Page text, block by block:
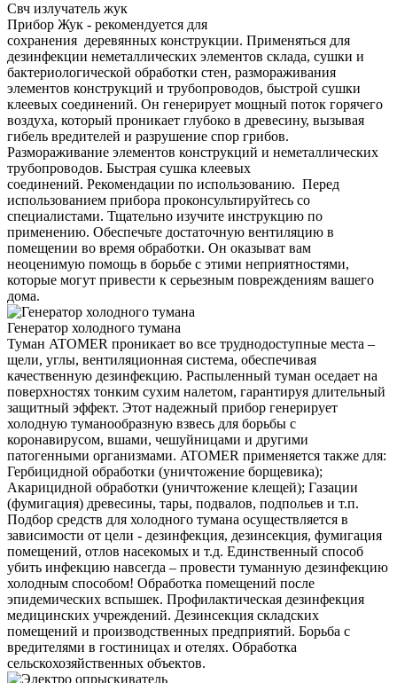
Свч излучатель жук
Прибор Жук - рекомендуется для
сохранения деревянных конструкции. Применяться для
дезинфекции неметаллических элементов склада, сушки и
бактериологической обработки стен, размораживания
элементов конструкций и трубопроводов, быстрой сушки
клеевых соединений. Он генерирует мощный поток горячего
воздуха, который проникает глубоко в древесину, вызывая
гибель вредителей и разрушение спор грибов.
Размораживание элементов конструкций и неметаллических
трубопроводов. Быстрая сушка клеевых
соединений. Рекомендации по использованию. Перед
использованием прибора проконсультируйтесь со
специалистами. Тщательно изучите инструкцию по
применению. Обеспечьте достаточную вентиляцию в
помещении во время обработки. Он оказыват вам
неоценимую помощь в борьбе с этими неприятностями,
которые могут привести к серьезным повреждениям вашего
дома.
Генератор холодного тумана
Туман ATOMER проникает во все труднодоступные места –
щели, углы, вентиляционная система, обеспечивая
качественную дезинфекцию. Распыленный туман оседает на
поверхностях тонким сухим налетом, гарантируя длительный
защитный эффект. Этот надежный прибор генерирует
холодную туманообразную взвесь для борьбы с
коронавирусом, вшами, чешуйницами и другими
патогенными организмами. ATOMER применяется также для:
Гербицидной обработки (уничтожение борщевика);
Акарицидной обработки (уничтожение клещей); Газации
(фумигация) древесины, тары, подвалов, подпольев и т.п.
Подбор средств для холодного тумана осуществляется в
зависимости от цели - дезинфекция, дезинсекция, фумигация
помещений, отлов насекомых и т.д. Единственный способ
убить инфекцию навсегда – провести туманную дезинфекцию
холодным способом! Обработка помещений после
эпидемических вспышек. Профилактическая дезинфекция
медицинских учреждений. Дезинсекция складских
помещений и производственных предприятий. Борьба с
вредителями в гостиницах и отелях. Обработка
сельскохозяйственных объектов.